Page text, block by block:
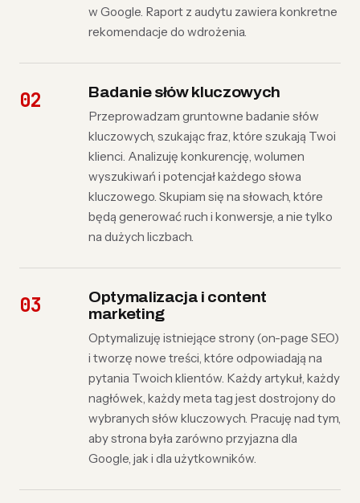
w Google. Raport z audytu zawiera konkretne
rekomendacje do wdrożenia.
Badanie słów kluczowych
Przeprowadzam gruntowne badanie słów
kluczowych, szukając fraz, które szukają Twoi
klienci. Analizuję konkurencję, wolumen
wyszukiwań i potencjał każdego słowa
kluczowego. Skupiam się na słowach, które
będą generować ruch i konwersje, a nie tylko
na dużych liczbach.
Optymalizacja i content
marketing
Optymalizuję istniejące strony (on-page SEO)
i tworzę nowe treści, które odpowiadają na
pytania Twoich klientów. Każdy artykuł, każdy
nagłówek, każdy meta tag jest dostrojony do
wybranych słów kluczowych. Pracuję nad tym,
aby strona była zarówno przyjazna dla
Google, jak i dla użytkowników.